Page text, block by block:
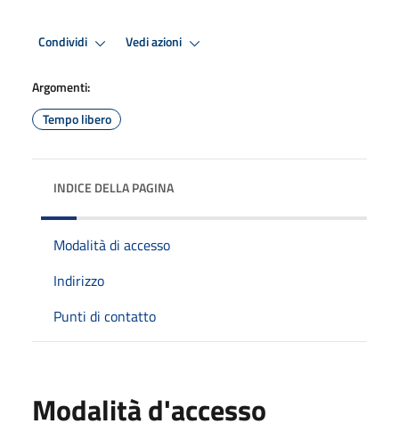
Condividi Vedi azioni
Argomenti:
Tempo libero
INDICE DELLA PAGINA
Modalità di accesso
Indirizzo
Punti di contatto
Modalità d'accesso